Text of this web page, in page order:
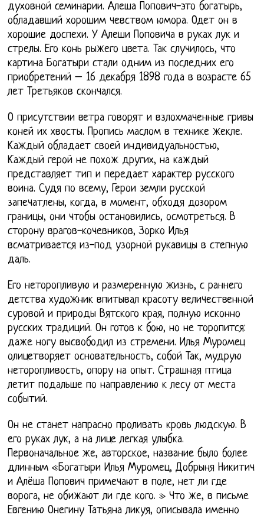
духовной семинарии. Алеша Попович-это богатырь,
обладавший хорошим чевством юмора. Одет он в
хорошие доспехи. У Алеши Поповича в руках лук и
стрелы. Его конь рыжего цвета. Так случилось, что
картина Богатыри стали одним из последних его
приобретений – 16 декабря 1898 года в возрасте 65
лет Третьяков скончался.
О присутствии ветра говорят и взлохмаченные гривы
коней их хвосты. Пропись маслом в технике жекле.
Каждый обладает своей индивидуальностью,
Каждый герой не похож других, на каждый
представляет тип и передает характер русского
воина. Судя по всему, Герои земли русской
запечатлены, когда, в момент, обходя дозором
границы, они чтобы остановились, осмотреться. В
сторону врагов-кочевников, Зорко Илья
всматривается из-под узорной рукавицы в степную
даль.
Его неторопливую и размеренную жизнь, с раннего
детства художник впитывал красоту величественной
суровой и природы Вятского края, полную исконно
русских традиций. Он готов к бою, но не торопится:
даже ногу высвободил из стремени. Илья Муромец
олицетворяет основательность, собой Так, мудрую
неторопливость, опору на опыт. Страшная птица
летит подальше по направлению к лесу от места
событий.
Он не станет напрасно проливать кровь людскую. В
его руках лук, а на лице легкая улыбка.
Первоначальное же, авторское, название было более
длинным «Богатыри Илья Муромец, Добрыня Никитич
и Алёша Попович примечают в поле, нет ли где
ворога, не обижают ли где кого. » Что же, в письме
Евгению Онегину Татьяна ликуя, описывала именно